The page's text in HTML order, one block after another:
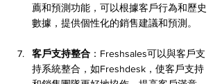
薦和預測功能，可以根據客戶行為和歷史
數據，提供個性化的銷售建議和預測。
客戶支持整合 ：Freshsales可以與客戶支
持系統整合，如Freshdesk，使客戶支持